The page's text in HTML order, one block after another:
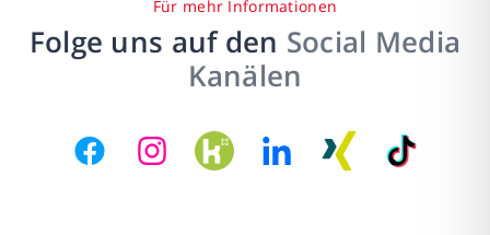
Für mehr Informationen
Folge uns auf den Social Media
Kanälen